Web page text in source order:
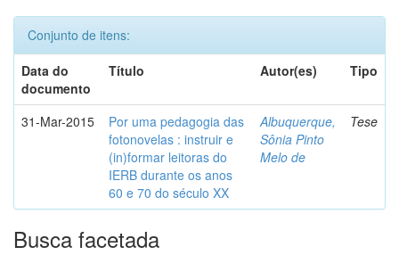
Conjunto de itens:
Data do
documento
Título Autor(es) Tipo
31-Mar-2015
Por uma pedagogia das
fotonovelas : instruir e
(in)formar leitoras do
IERB durante os anos
60 e 70 do século XX
Albuquerque,
Sônia Pinto
Melo de
Tese
Busca facetada